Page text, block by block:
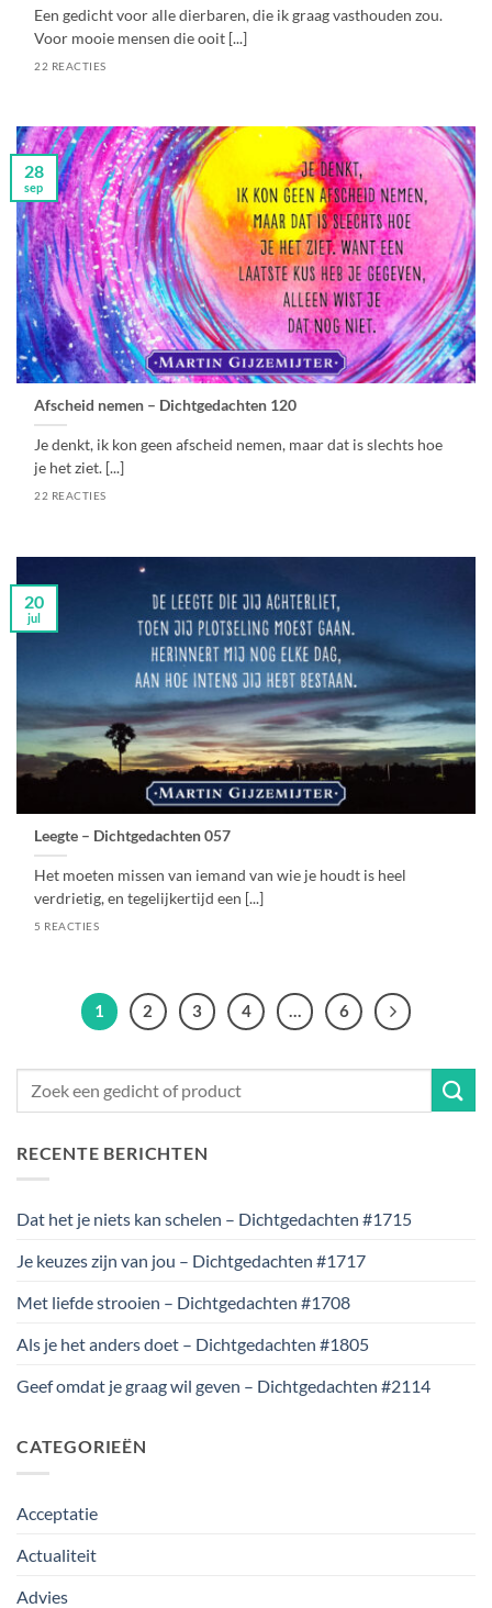
Een gedicht voor alle dierbaren, die ik graag vasthouden zou.
Voor mooie mensen die ooit [...]
22 REACTIES
Afscheid nemen – Dichtgedachten 120
Je denkt, ik kon geen afscheid nemen, maar dat is slechts hoe
je het ziet. [...]
22 REACTIES
28
sep
Leegte – Dichtgedachten 057
Het moeten missen van iemand van wie je houdt is heel
verdrietig, en tegelijkertijd een [...]
5 REACTIES
20
jul
1 2 3 4 … 6
RECENTE BERICHTEN
Dat het je niets kan schelen – Dichtgedachten #1715
Je keuzes zijn van jou – Dichtgedachten #1717
Met liefde strooien – Dichtgedachten #1708
Als je het anders doet – Dichtgedachten #1805
Geef omdat je graag wil geven – Dichtgedachten #2114
CATEGORIEËN
Acceptatie
Actualiteit
Advies